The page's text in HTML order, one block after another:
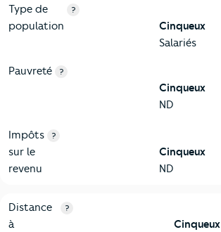
Type de
population
?
Cinqueux
Salariés
Pauvreté ?
Cinqueux
ND
Impôts
sur le
revenu
?
Cinqueux
ND
3-Environnement
Critères Cinqueux
Distance
à
?
Cinqueux